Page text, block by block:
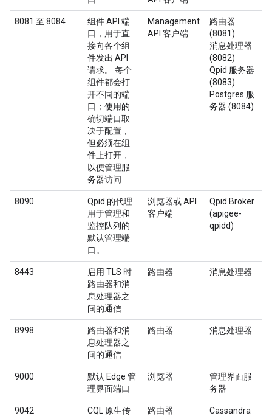
8081 至 8084
组件 API 端
口，用于直
接向各个组
件发出 API
请求。 每个
组件都会打
开不同的端
口；使用的
确切端口取
决于配置，
但必须在组
件上打开，
以便管理服
务器访问
Management
API 客户端
路由器
(8081)
消息处理器
(8082)
Qpid 服务器
(8083)
Postgres 服
务器 (8084)
8090
Qpid 的代理
用于管理和
监控队列的
默认管理端
口。
浏览器或 API
客户端
Qpid Broker
(apigee-
qpidd)
8443
启用 TLS 时
路由器和消
息处理器之
间的通信
路由器 消息处理器
8998
路由器和消
息处理器之
间的通信
路由器 消息处理器
9000
默认 Edge 管
理界面端口
浏览器
管理界面服
务器
9042
CQL 原生传
路由器
Cassandra